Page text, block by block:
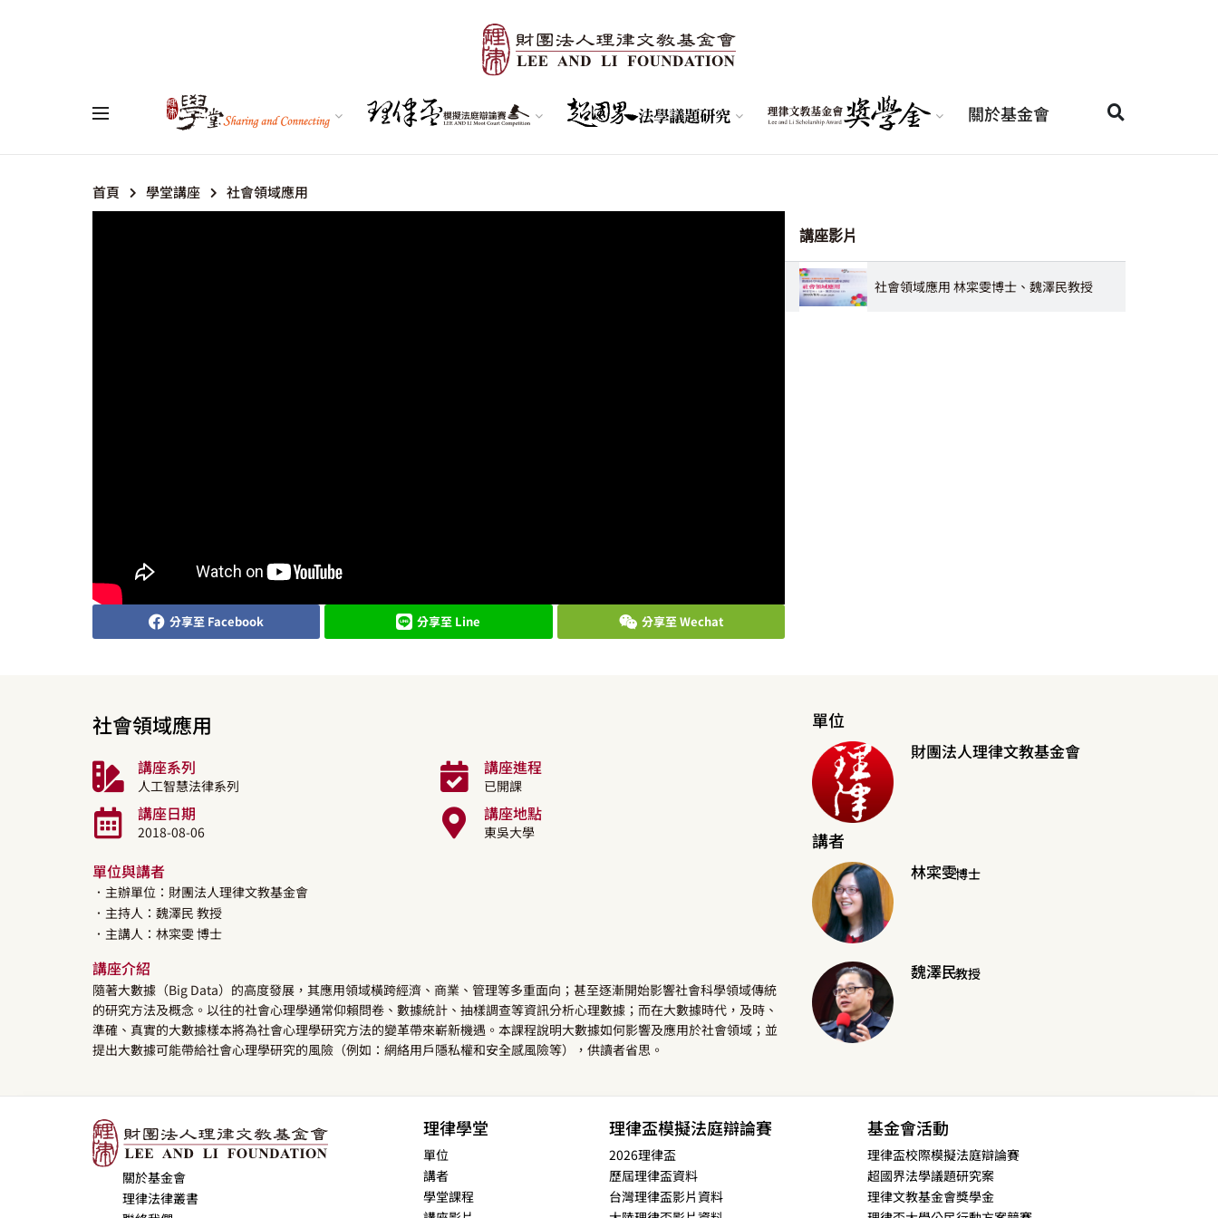
關於基金會
首頁 學堂講座 社會領域應用
講座影片
社會領域應用 林寀雯博士、魏澤民教授
分享至 Facebook 分享至 Line 分享至 Wechat
社會領域應用
講座系列
人工智慧法律系列
講座進程
已開課
講座日期
2018-08-06
講座地點
東吳大學
單位與講者
．主辦單位：財團法人理律文教基金會
．主持人： 魏澤民 教授
．主講人： 林寀雯 博士
講座介紹
隨著大數據（Big Data）的高度發展，其應用領域橫跨經濟、商業、管理等多重面向；甚至逐漸開始影響社會科學領域傳統
的研究方法及概念。以往的社會心理學通常仰賴問卷、數據統計、抽樣調查等資訊分析心理數據；而在大數據時代，及時、
準確、真實的大數據樣本將為社會心理學研究方法的變革帶來嶄新機遇。本課程說明大數據如何影響及應用於社會領域；並
提出大數據可能帶給社會心理學研究的風險（例如：網絡用戶隱私權和安全感風險等），供讀者省思。
單位
財團法人理律文教基金會
講者
林寀雯博士
魏澤民教授
關於基金會
理律法律叢書
理律學堂
單位
講者
學堂課程
理律盃模擬法庭辯論賽
2026理律盃
歷屆理律盃資料
台灣理律盃影片資料
基金會活動
理律盃校際模擬法庭辯論賽
超國界法學議題研究案
理律文教基金會獎學金